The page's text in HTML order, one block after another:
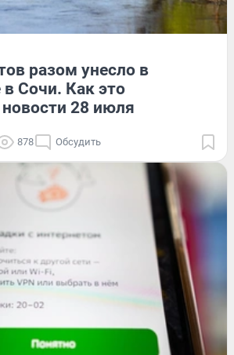
разом унесло в
Сочи. Как это
28 июля
878 Обсудить